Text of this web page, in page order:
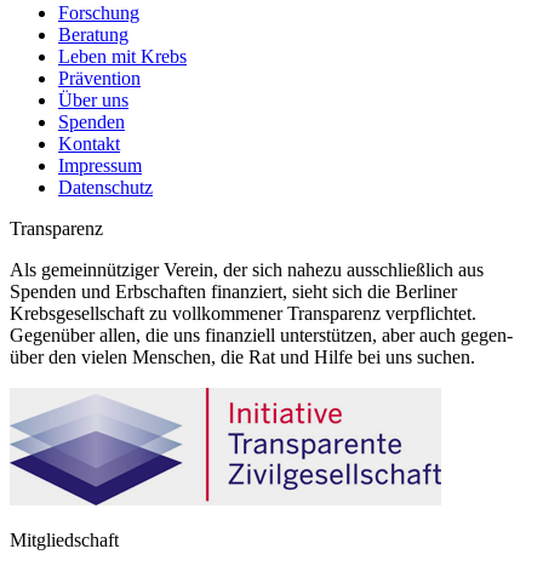
Forschung
Beratung
Leben mit Krebs
Prävention
Über uns
Spenden
Kontakt
Impressum
Datenschutz
Transparenz
Als gemeinnütziger Verein, der sich nahezu ausschließlich aus
Spenden und Erbschaften finanziert, sieht sich die Berliner
Krebsgesellschaft zu vollkommener Transparenz verpflichtet.
Gegenüber allen, die uns finanziell unterstützen, aber auch gegen-
über den vielen Menschen, die Rat und Hilfe bei uns suchen.
Mitgliedschaft